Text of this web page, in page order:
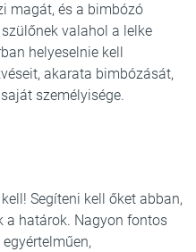
magát, és a bimbózó
valahol a lelke
helyeselnie kell
akarata bimbózását,
személyisége.
Segíteni kell őket abban,
a határok. Nagyon fontos